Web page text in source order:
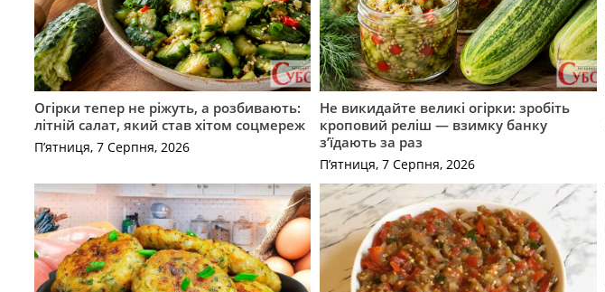
Огірки тепер не ріжуть, а розбивають:
літній салат, який став хітом соцмереж
П’ятниця, 7 Серпня, 2026
Не викидайте великі огірки: зробіть
кроповий реліш — взимку банку
з’їдають за раз
П’ятниця, 7 Серпня, 2026